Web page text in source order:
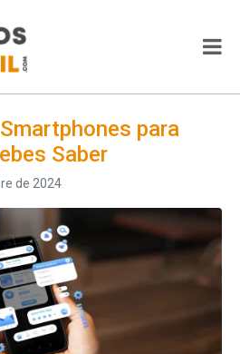
para
Saber
de 2024